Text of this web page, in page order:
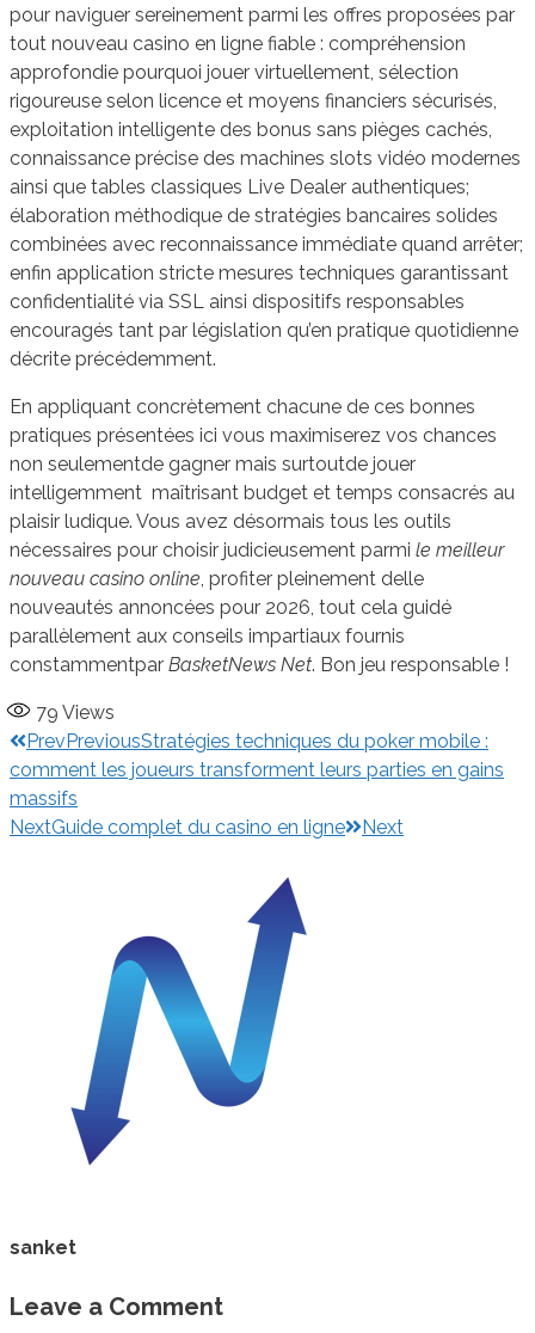
pour naviguer sereinement parmi les offres proposées par
tout nouveau casino en ligne fiable : compréhension
approfondie pourquoi jouer virtuellement, sélection
rigoureuse selon licence et moyens financiers sécurisés,
exploitation intelligente des bonus sans pièges cachés,
connaissance précise des machines slots vidéo modernes
ainsi que tables classiques Live Dealer authentiques;
élaboration méthodique de stratégies bancaires solides
combinées avec reconnaissance immédiate quand arrêter;
enfin application stricte mesures techniques garantissant
confidentialité via SSL ainsi dispositifs responsables
encouragés tant par législation qu’en pratique quotidienne
décrite précédemment.
En appliquant concrètement chacune de ces bonnes
pratiques présentées ici vous maximiserez vos chances
non seulementde gagner mais surtoutde jouer
intelligemment ­ maîtrisant budget et temps consacrés au
plaisir ludique.​ Vous avez désormais tous les outils
nécessaires pour choisir judicieusement parmi le meilleur
nouveau casino online, profiter pleinement delle
nouveautés annoncées pour 2026, tout cela guidé
parallèlement aux conseils impartiaux fournis
constammentpar BasketNews Net. Bon jeu responsable !
79 Views
PrevPreviousStratégies techniques du poker mobile :
comment les joueurs transforment leurs parties en gains
massifs
NextGuide complet du casino en ligne Next
sanket
Leave a Comment